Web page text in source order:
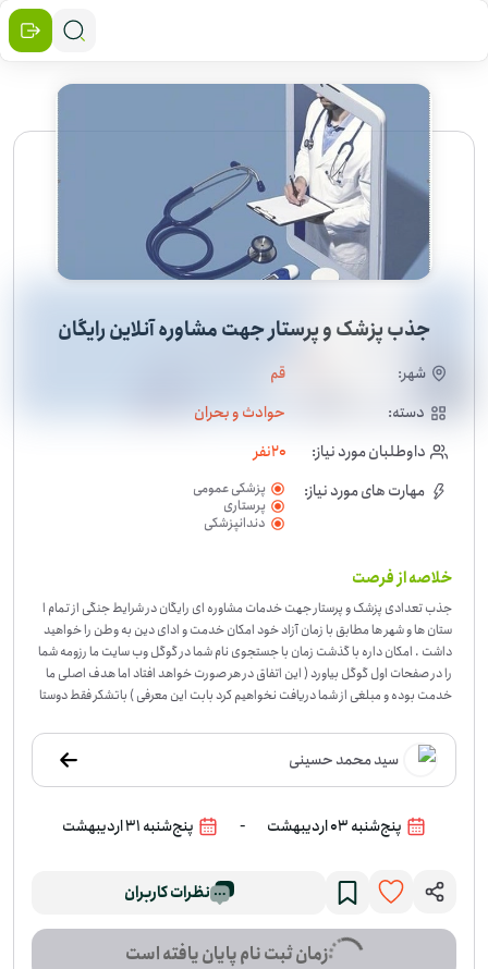
جذب پزشک و پرستار جهت مشاوره آنلاین رایگان
شهر:
قم
دسته:
حوادث و بحران
داوطلبان مورد نیاز:
20نفر
مهارت های مورد نیاز:
پزشکی عمومی
پرستاری
دندانپزشکی
خلاصه از فرصت
جذب تعدادی پزشک و پرستار جهت خدمات مشاوره ای رایگان در شرایط جنگی از تمام ا
ستان ها و شهر ها مطابق با زمان آزاد خود امکان خدمت و ادای دین به وطن را خواهید
داشت . امکان داره با گذشت زمان با جستجوی نام شما در گوگل وب سایت ما رزومه شما
را در صفحات اول گوگل بیاورد ( این اتفاق در هر صورت خواهد افتاد اما هدف اصلی ما
خدمت بوده و مبلغی از شما دریافت نخواهیم کرد بابت این معرفی ) باتشکر فقط دوستا
و در جهت کمک و حمایت خواهد بود-در شرایط جنگی، دسترسی سریع به مشاوره‌ی پزش
کی و پرستاری می‌تواند بخشی از نگرانی مردم را کمتر کند. این فرصت برای ارائه‌ی مشاور
ه آنلاین رایگان شکل گرفته تا پزشکان و پرستارانی که زمان آزاد دارند، بتوانند خدمات تخ
ر این فعالیت در قم، استان قم تعریف شده، اما داوطلبان از شهرها و استان‌های مختلف م
ت واقعی و انسانی به کار بگیرند. اگر پزشک یا پرستار دارای کد نظام پزشکی هستید، می‌تو
سید محمد حسینی
پنج‌شنبه 03 اردیبهشت - پنج‌شنبه 31 اردیبهشت
نظرات کاربران
زمان ثبت نام پایان یافته است